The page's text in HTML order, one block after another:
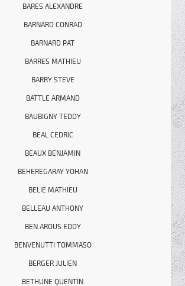
BARES ALEXANDRE
BARNARD CONRAD
BARNARD PAT
BARRES MATHIEU
BARRY STEVE
BATTLE ARMAND
BAUBIGNY TEDDY
BEAL CEDRIC
BEAUX BENJAMIN
BEHEREGARAY YOHAN
BELIE MATHIEU
BELLEAU ANTHONY
BEN AROUS EDDY
BENVENUTTI TOMMASO
BERGER JULIEN
BETHUNE QUENTIN